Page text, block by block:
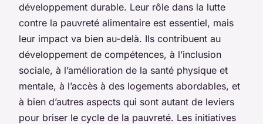
développement durable. Leur rôle dans la lutte
contre la pauvreté alimentaire est essentiel, mais
leur impact va bien au-delà. Ils contribuent au
développement de compétences, à l’inclusion
sociale, à l’amélioration de la santé physique et
mentale, à l’accès à des logements abordables, et
à bien d’autres aspects qui sont autant de leviers
pour briser le cycle de la pauvreté. Les initiatives